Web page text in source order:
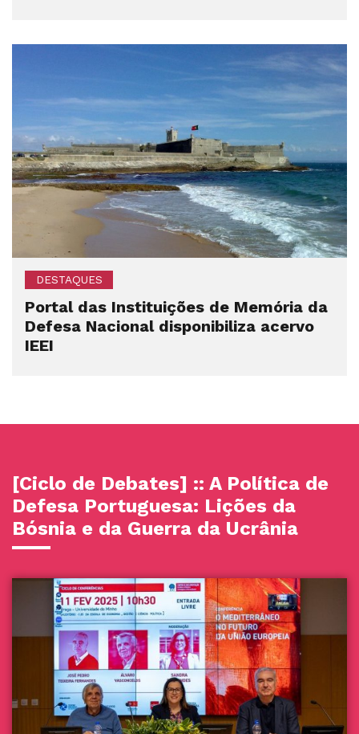
DESTAQUES
Portal das Instituições de Memória da
Defesa Nacional disponibiliza acervo
IEEI
[Ciclo de Debates] :: A Política de
Defesa Portuguesa: Lições da
Bósnia e da Guerra da Ucrânia